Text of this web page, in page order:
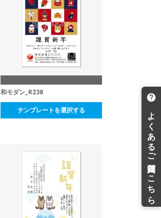
和モダン_R238
テンプレートを選択する